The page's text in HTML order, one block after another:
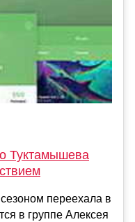
Туктамышева
переехала в
в группе Алексея